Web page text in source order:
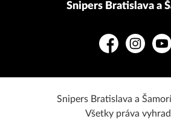
Snipers Bratislava a
FacebookInstagram
Snipers Bratislava a
Všetky práva